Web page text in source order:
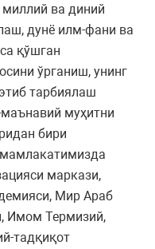
миллий ва диний
дунё илм-фани ва
қўшган
ўрганиш, унинг
тарбиялаш
муҳитни
бири
маркази,
Мир Араб
Имом Термизий,
тадқиқот